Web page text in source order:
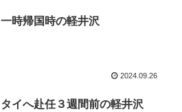
一時帰国時の軽井沢
2024.09.26
タイへ赴任３週間前の軽井沢